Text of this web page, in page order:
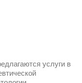
услуги в